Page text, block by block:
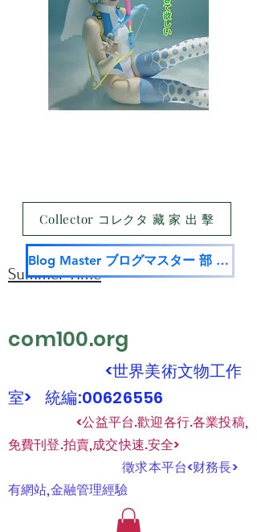
Summer Time
com100.org
<世界美術文物工作
室> 統編:00626556
<公益平台.歡迎各行.各業投稿,
免費刊登.拍賣,成交快速.安全>
​徵求本平台<财務長>
有網站,金融管理經驗
Collector コレクタ 藏 家 出 擊
Blog Master ブログマスター 部 落 名 家